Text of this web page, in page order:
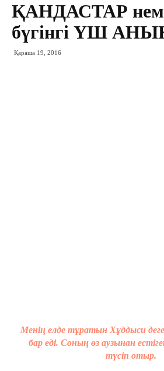
ҚАНДАСТАР
бүгінгі ҮШ
Қараша 19, 2016
Менің елде тұратын Хұддыси
бар еді. Соның өз аузынан
түсіп отыр.